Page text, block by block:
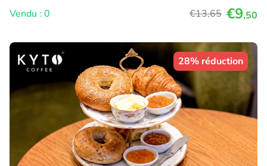
Vendu : 0
€13,65 €9,50
28% réduction